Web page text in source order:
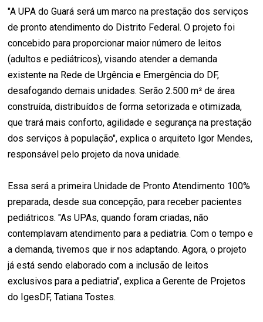
"A UPA do Guará será um marco na prestação dos serviços
de pronto atendimento do Distrito Federal. O projeto foi
concebido para proporcionar maior número de leitos
(adultos e pediátricos), visando atender a demanda
existente na Rede de Urgência e Emergência do DF,
desafogando demais unidades. Serão 2.500 m² de área
construída, distribuídos de forma setorizada e otimizada,
que trará mais conforto, agilidade e segurança na prestação
dos serviços à população", explica o arquiteto Igor Mendes,
responsável pelo projeto da nova unidade.
Essa será a primeira Unidade de Pronto Atendimento 100%
preparada, desde sua concepção, para receber pacientes
pediátricos. "As UPAs, quando foram criadas, não
contemplavam atendimento para a pediatria. Com o tempo e
a demanda, tivemos que ir nos adaptando. Agora, o projeto
já está sendo elaborado com a inclusão de leitos
exclusivos para a pediatria", explica a Gerente de Projetos
do IgesDF, Tatiana Tostes.